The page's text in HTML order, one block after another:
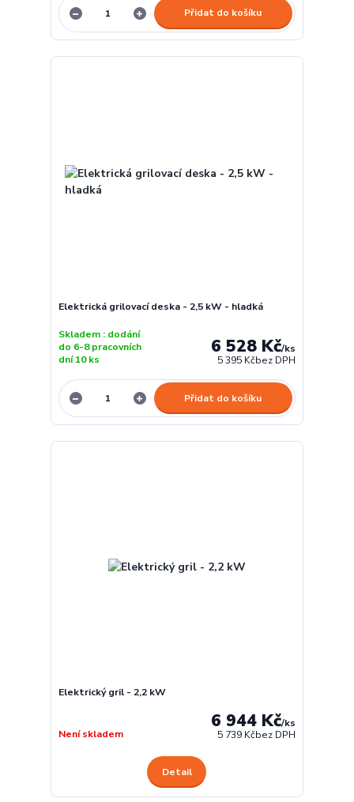
Přidat do košíku
Elektrická grilovací deska - 2,5 kW - hladká
6 528 Kč/ks
5 395 Kčbez DPH
Skladem : dodání
do 6-8 pracovních
dní 10 ks
Přidat do košíku
Elektrický gril - 2,2 kW
6 944 Kč/ks
5 739 Kčbez DPH
Není skladem
Detail